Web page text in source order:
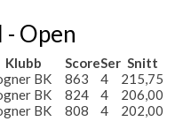
Open
Klubb ScoreSer Snitt
BK 863 4
215,75
BK 824 4
206,00
BK 808 4 202,00